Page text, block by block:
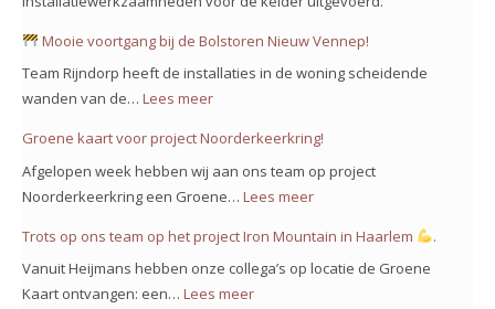
Mooie voortgang bij de Bolstoren Nieuw Vennep!
Team Rijndorp heeft de installaties in de woning scheidende
wanden van de… Lees meer:
voortgang
bij
de
Bolstoren
Nieuw
Groene kaart voor project Noorderkeerkring!
Afgelopen week hebben wij aan ons team op project
Noorderkeerkring een Groene… Lees meer:
voor
Trots op ons team op het project Iron Mountain in Haarlem
.
Vanuit Heijmans hebben onze collega’s op locatie de Groene
Kaart ontvangen: een… Lees meer: